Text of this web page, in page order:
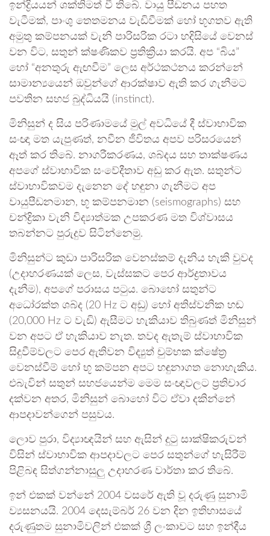
ඉන්ද්‍රියයන් ශක්තිමත් වී තිබේ. වායු පීඩනය පහත
වැටීමක්, පාංශු තෙතමනය වැඩිවීමක් හෝ භූගතව ඇති
අමුතු කම්පනයක් වැනි පාරිසරික රටා හදිසියේ වෙනස්
වන විට, සතුන් ක්ෂණිකව ප්‍රතික්‍රියා කරයි. අප “බිය”
හෝ “අනතුරු ඇඟවීම” ලෙස අර්ථකථනය කරන්නේ
සාමාන්‍යයෙන් ඔවුන්ගේ ආරක්ෂාව ඇති කර ගැනීමට
පවතින සහජ බුද්ධියයි (instinct).‍
මිනිසුන් ද සිය පරිණාමයේ මුල් අවධියේ දී ස්වාභාවික
සංඥා මත යැපුණත්, නවීන ජීවිතය අපව පරිසරයෙන්
ඈත් කර තිබේ. නාගරීකරණය, ශබ්දය සහ තාක්ෂණය
අපගේ ස්වාභාවික සංවේදීතාව අඩු කර ඇත. සතුන්ට
ස්වාභාවිකවම දැනෙන දේ හඳුනා ගැනීමට අප
වායුපීඩනමාන, භූ කම්පනමාන (seismographs) සහ
චන්ද්‍රිකා වැනි විද්‍යාත්මක උපකරණ මත විශ්වාසය
තබන්නට පුරුදුව සිටින්නෙමු.
මිනිසුන්ට කුඩා පාරිසරික වෙනස්කම් දැනිය හැකි වුවද
(උදාහරණයක් ලෙස, වැස්සකට පෙර ආර්ද්‍රතාවය
දැනීම), අපගේ පරාසය පටුය. බොහෝ සතුන්ට
අධෝරක්ත ශබ්ද (20 Hz ට අඩු) හෝ අතිස්වනික හඬ
(20,000 Hz ට වැඩි) ඇසීමට හැකියාව තිබුණත් මිනිසුන්
වන අපට ඒ හැකියාව නැත. තවද ඇතැම් ස්වාභාවික
සිදුවීම්වලට පෙර ඇතිවන විද්‍යුත් චුම්භක ක්ෂේත්‍ර
වෙනස්වීම් හෝ භූ කම්පන අපට හඳුනාගත නොහැකිය.
එබැවින් සතුන් සහජයෙන්ම මෙම සංඥාවලට ප්‍රතිචාර
දක්වන අතර, මිනිසුන් බොහෝ විට ඒවා දකින්නේ
ආපදාවන්ගෙන් පසුවය.
ලොව පුරා, විද්‍යාඥයින් සහ ඇසින් දුටු සාක්ෂිකරුවන්
විසින් ස්වාභාවික ආපදාවලට පෙර සතුන්ගේ හැසිරීම්
පිළිබඳ සිත්ගන්නාසුලු උදාහරණ වාර්තා කර තිබේ.
ඉන් එකක් වන්නේ 2004 වසරේ ඇති වූ දරුණු සුනාමි
ව්‍යසනයයි. 2004 දෙසැම්බර් 26 වන දින ඉතිහාසයේ
දරුණුතම සුනාමිවලින් එකක් ශ්‍රී ලංකාවට සහ ඉන්දීය